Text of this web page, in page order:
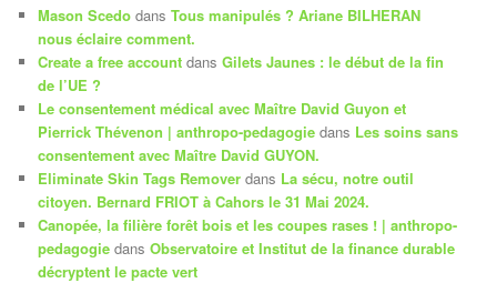
Mason Scedo dansTous manipulés ? Ariane BILHERAN
nous éclaire comment.
Create a free account dansGilets Jaunes : le début de la fin
de l’UE ?
Le consentement médical avec Maître David Guyon et
Pierrick Thévenon | anthropo-pedagogie dans Les soins sans
consentement avec Maître David GUYON.
Eliminate Skin Tags Remover dans La sécu, notre outil
citoyen. Bernard FRIOT à Cahors le 31 Mai 2024.
Canopée, la filière forêt bois et les coupes rases ! | anthropo-
pedagogie dansObservatoire et Institut de la finance durable
décryptent le pacte vert